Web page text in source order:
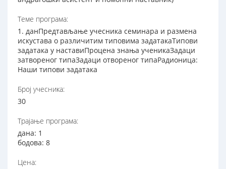
Теме програма:
1. данПредтављање учесника семинара и размена
искустава о различитим типовима задатакаТипови
задатака у наставиПроцена знања ученикаЗадаци
затвореног типаЗадаци отвореног типаРадионица:
Наши типови задатака
Број учесника:
30
Трајање програма:
дана: 1
бодова: 8
Цена: